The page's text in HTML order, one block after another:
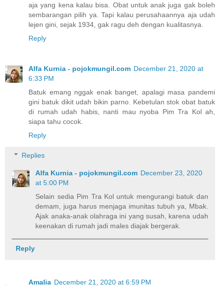
aja yang kena kalau bisa. Obat untuk anak juga gak boleh
sembarangan pilih ya. Tapi kalau perusahaannya aja udah
lejen gini, sejak 1934, gak ragu deh dengan kualitasnya.
Reply
Alfa Kurnia - pojokmungil.com December 21, 2020 at
6:33 PM
Batuk emang nggak enak banget, apalagi masa pandemi
gini batuk dikit udah bikin parno. Kebetulan stok obat batuk
di rumah udah habis, nanti mau nyoba Pim Tra Kol ah,
siapa tahu cocok.
Reply
Replies
Alfa Kurnia - pojokmungil.com December 23, 2020
at 5:00 PM
Selain sedia Pim Tra Kol untuk mengurangi batuk dan
demam, juga harus menjaga imunitas tubuh ya, Mbak.
Ajak anaka-anak olahraga ini yang susah, karena udah
keenakan di rumah jadi males diajak bergerak.
Reply
Amalia December 21, 2020 at 6:59 PM